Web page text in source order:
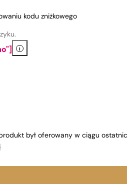
kodu zniżkowego
i
był oferowany w ciągu